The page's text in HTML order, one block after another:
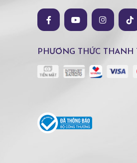
PHƯƠNG THỨC THANH